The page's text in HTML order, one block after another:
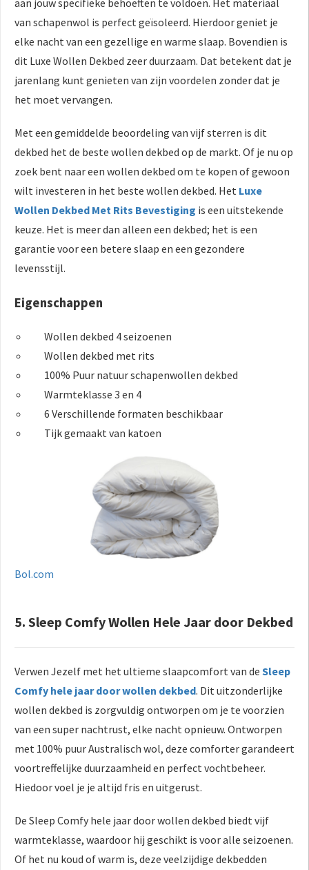
van schapenwol is perfect geïsoleerd. Hierdoor geniet je
elke nacht van een gezellige en warme slaap. Bovendien is
dit Luxe Wollen Dekbed zeer duurzaam. Dat betekent dat je
jarenlang kunt genieten van zijn voordelen zonder dat je
het moet vervangen.
Met een gemiddelde beoordeling van vijf sterren is dit
dekbed het de beste wollen dekbed op de markt. Of je nu op
zoek bent naar een wollen dekbed om te kopen of gewoon
wilt investeren in het beste wollen dekbed. Het Luxe
Wollen Dekbed Met Rits Bevestiging is een uitstekende
keuze. Het is meer dan alleen een dekbed; het is een
garantie voor een betere slaap en een gezondere
levensstijl.
Eigenschappen
Wollen dekbed 4 seizoenen
Wollen dekbed met rits
100% Puur natuur schapenwollen dekbed
Warmteklasse 3 en 4
6 Verschillende formaten beschikbaar
Tijk gemaakt van katoen
Bol.com
5. Sleep Comfy Wollen Hele Jaar door Dekbed
Verwen Jezelf met het ultieme slaapcomfort van de Sleep
Comfy hele jaar door wollen dekbed. Dit uitzonderlijke
wollen dekbed is zorgvuldig ontworpen om je te voorzien
van een super nachtrust, elke nacht opnieuw. Ontworpen
met 100% puur Australisch wol, deze comforter garandeert
voortreffelijke duurzaamheid en perfect vochtbeheer.
Hiedoor voel je je altijd fris en uitgerust.
De Sleep Comfy hele jaar door wollen dekbed biedt vijf
warmteklasse, waardoor hij geschikt is voor alle seizoenen.
Of het nu koud of warm is, deze veelzijdige dekbedden